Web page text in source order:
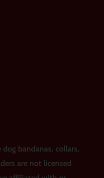
bandanas, collars,
are not licensed